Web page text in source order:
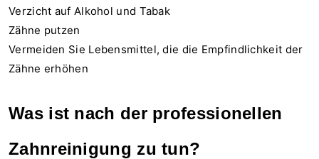
Verzicht auf Alkohol und Tabak
Zähne putzen
Vermeiden Sie Lebensmittel, die die Empfindlichkeit der
Zähne erhöhen
Was ist nach der professionellen
Zahnreinigung zu tun?